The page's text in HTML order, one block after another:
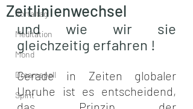
Portaltag
Meditation
Mond
Dreamspell
Spirit
Zeitlinienwechsel
und wie wir sie
gleichzeitig erfahren !
Gerade in Zeiten globaler
Unruhe ist es entscheidend,